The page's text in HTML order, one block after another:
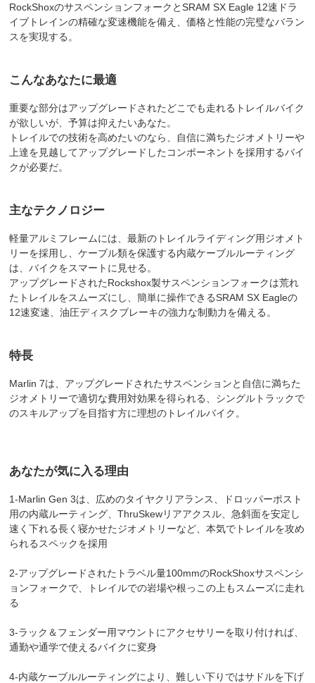
RockShoxのサスペンションフォークとSRAM SX Eagle 12速ドラ
イブトレインの精確な変速機能を備え、価格と性能の完璧なバラン
スを実現する。
こんなあなたに最適
重要な部分はアップグレードされたどこでも走れるトレイルバイク
が欲しいが、予算は抑えたいあなた。
トレイルでの技術を高めたいのなら、自信に満ちたジオメトリーや
上達を見越してアップグレードしたコンポーネントを採用するバイ
クが必要だ。
主なテクノロジー
軽量アルミフレームには、最新のトレイルライディング用ジオメト
リーを採用し、ケーブル類を保護する内蔵ケーブルルーティング
は、バイクをスマートに見せる。
アップグレードされたRockshox製サスペンションフォークは荒れ
たトレイルをスムーズにし、簡単に操作できるSRAM SX Eagleの
12速変速、油圧ディスクブレーキの強力な制動力を備える。
特長
Marlin 7は、アップグレードされたサスペンションと自信に満ちた
ジオメトリーで適切な費用対効果を得られる、シングルトラックで
のスキルアップを目指す方に理想のトレイルバイク。
あなたが気に入る理由
1-Marlin Gen 3は、広めのタイヤクリアランス、ドロッパーポスト
用の内蔵ルーティング、ThruSkewリアアクスル、急斜面を安定し
速く下れる長く寝かせたジオメトリーなど、本気でトレイルを攻め
られるスペックを採用
2-アップグレードされたトラベル量100mmのRockShoxサスペンシ
ョンフォークで、トレイルでの岩場や根っこの上もスムーズに走れ
る
3-ラック＆フェンダー用マウントにアクセサリーを取り付ければ、
通勤や通学で使えるバイクに変身
4-内蔵ケーブルルーティングにより、難しい下りではサドルを下げ